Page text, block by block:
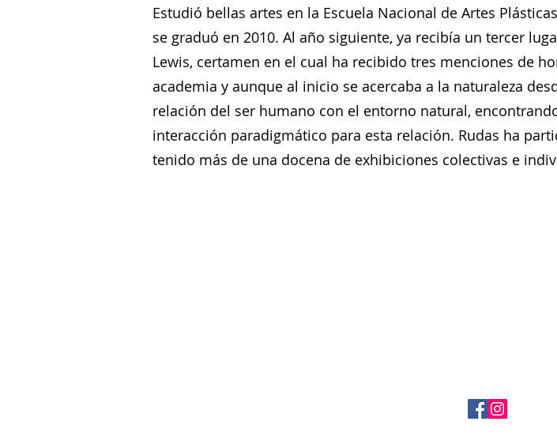
Estudió bellas artes en la Escuela Nacional de Artes
se graduó en 2010. Al año siguiente, ya recibía un tercer
Lewis, certamen en el cual ha recibido tres menciones de
academia y aunque al inicio se acercaba a la naturaleza
relación del ser humano con el entorno natural,
interacción paradigmático para esta relación. Rudas ha
tenido más de una docena de exhibiciones colectivas e